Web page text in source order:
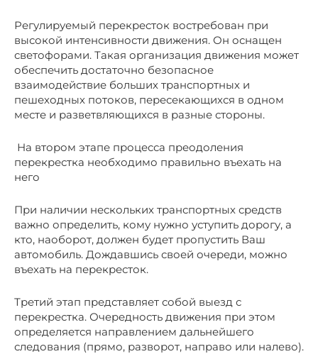
Регулируемый перекресток востребован при
высокой интенсивности движения. Он оснащен
светофорами. Такая организация движения может
обеспечить достаточно безопасное
взаимодействие больших транспортных и
пешеходных потоков, пересекающихся в одном
месте и разветвляющихся в разные стороны.
На втором этапе процесса преодоления
перекрестка необходимо правильно въехать на
него
При наличии нескольких транспортных средств
важно определить, кому нужно уступить дорогу, а
кто, наоборот, должен будет пропустить Ваш
автомобиль. Дождавшись своей очереди, можно
въехать на перекресток.
Третий этап представляет собой выезд с
перекрестка. Очередность движения при этом
определяется направлением дальнейшего
следования (прямо, разворот, направо или налево).